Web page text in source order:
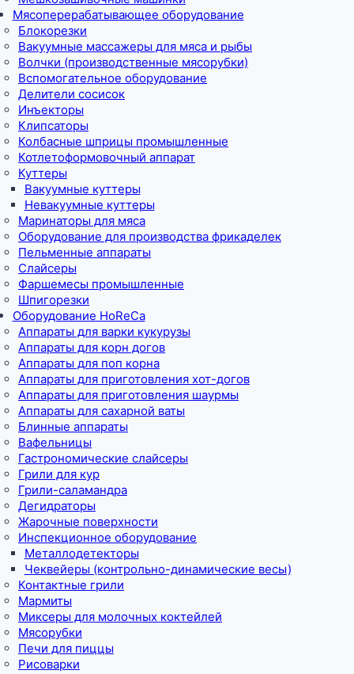
Мясоперерабатывающее оборудование
Блокорезки
Вакуумные массажеры для мяса и рыбы
Волчки (производственные мясорубки)
Вспомогательное оборудование
Делители сосисок
Инъекторы
Клипсаторы
Колбасные шприцы промышленные
Котлетоформовочный аппарат
Куттеры
Вакуумные куттеры
Невакуумные куттеры
Маринаторы для мяса
Оборудование для производства фрикаделек
Пельменные аппараты
Слайсеры
Фаршемесы промышленные
Шпигорезки
Оборудование HoReCa
Аппараты для варки кукурузы
Аппараты для корн догов
Аппараты для поп корна
Аппараты для приготовления хот-догов
Аппараты для приготовления шаурмы
Аппараты для сахарной ваты
Блинные аппараты
Вафельницы
Гастрономические слайсеры
Грили для кур
Грили-саламандра
Дегидраторы
Жарочные поверхности
Инспекционное оборудование
Металлодетекторы
Чеквейеры (контрольно-динамические весы)
Контактные грили
Мармиты
Миксеры для молочных коктейлей
Мясорубки
Печи для пиццы
Рисоварки